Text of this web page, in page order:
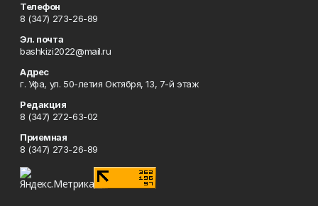
Телефон
8 (347) 273-26-89
Эл. почта
bashkizi2022@mail.ru
Адрес
г. Уфа, ул. 50-летия Октября, 13, 7-й этаж
Редакция
8 (347) 272-63-02
Приемная
8 (347) 273-26-89